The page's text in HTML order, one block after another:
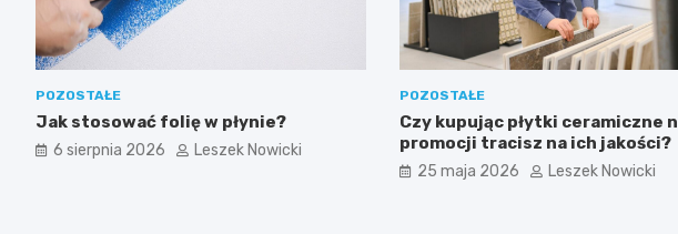
POZOSTAŁE
Jak stosować folię w płynie?
6 sierpnia 2026 Leszek Nowicki
POZOSTAŁE
Czy kupując płytki ceramiczne
promocji tracisz na ich jakości?
25 maja 2026 Leszek Nowicki